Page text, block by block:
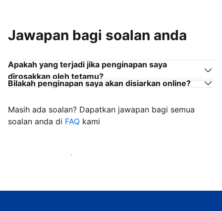
Jawapan bagi soalan anda
Apakah yang terjadi jika penginapan saya
dirosakkan oleh tetamu?
Bilakah penginapan saya akan disiarkan online?
Masih ada soalan? Dapatkan jawapan bagi semua
soalan anda di FAQ kami
Mula mengalu-alukan tetamu